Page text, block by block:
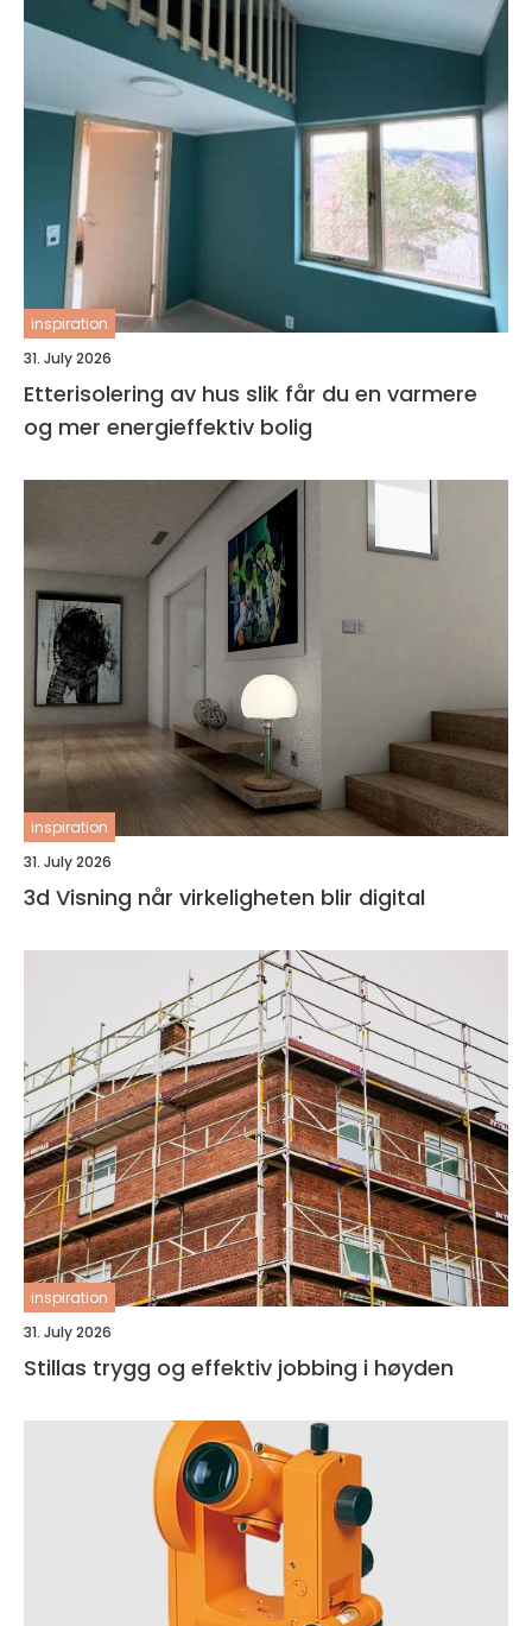
inspiration
31. July 2026
Etterisolering av hus slik får du en varmere
og mer energieffektiv bolig
inspiration
31. July 2026
3d Visning når virkeligheten blir digital
inspiration
31. July 2026
Stillas trygg og effektiv jobbing i høyden